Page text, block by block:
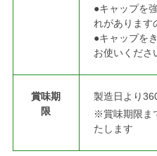
●キャップを
れがあります
●キャップを
お使いくださ
賞味期
限
製造日より
※賞味期限ま
たします